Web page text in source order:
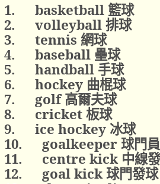
1.
basketball 籃球
2.
volleyball排球
3.
tennis 網球
4.
baseball 壘球
5.
handball 手球
6.
hockey 曲棍球
7.
golf高爾夫球
8.
cricket板球
9.
ice hockey 冰球
10.
goalkeeper球門員
11.
centre kick 中線
12.
goal kick球門發球